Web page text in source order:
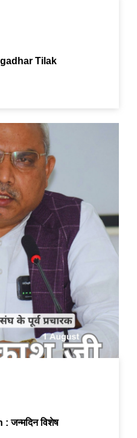
Tilak
जन्मदिन विशेष